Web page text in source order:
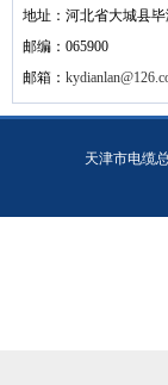
地址：河北省大城县毕
邮编：065900
邮箱：
天津市电缆